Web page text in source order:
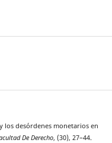
los desórdenes monetarios en
De Derecho, (30), 27–44.